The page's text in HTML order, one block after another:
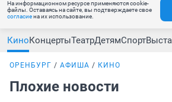
На информационном ресурсе применяются cookie-
файлы. Оставаясь на сайте, вы подтверждаете свое
согласиена их использование.
КиноКонцертыТеатрДетямСпорт
ОРЕНБУРГ АФИША КИНО
Плохие новости